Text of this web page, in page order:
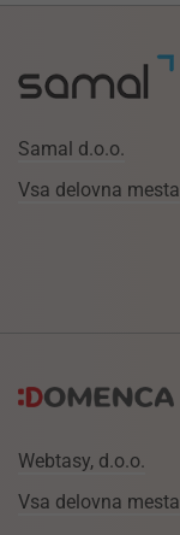
Samal d.o.o.
Vsa delovna mesta
Webtasy, d.o.o.
Vsa delovna mesta